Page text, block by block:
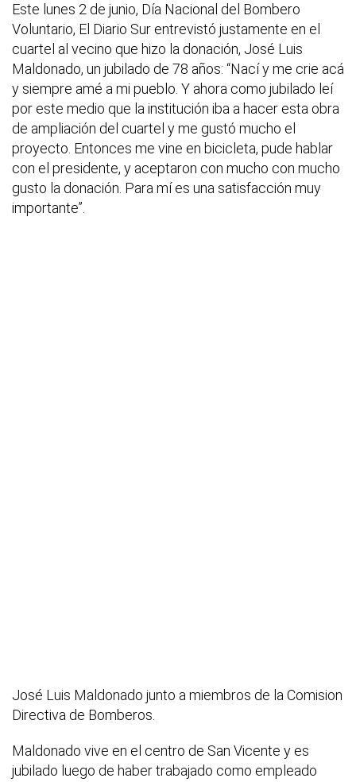
Este lunes 2 de junio, Día Nacional del Bombero
Voluntario, El Diario Sur entrevistó justamente en el
cuartel al vecino que hizo la donación, José Luis
Maldonado, un jubilado de 78 años: “Nací y me crie acá
y siempre amé a mi pueblo. Y ahora como jubilado leí
por este medio que la institución iba a hacer esta obra
de ampliación del cuartel y me gustó mucho el
proyecto. Entonces me vine en bicicleta, pude hablar
con el presidente, y aceptaron con mucho con mucho
gusto la donación. Para mí es una satisfacción muy
importante”.
José Luis Maldonado junto a miembros de la Comision
Directiva de Bomberos.
Maldonado vive en el centro de San Vicente y es
jubilado luego de haber trabajado como empleado